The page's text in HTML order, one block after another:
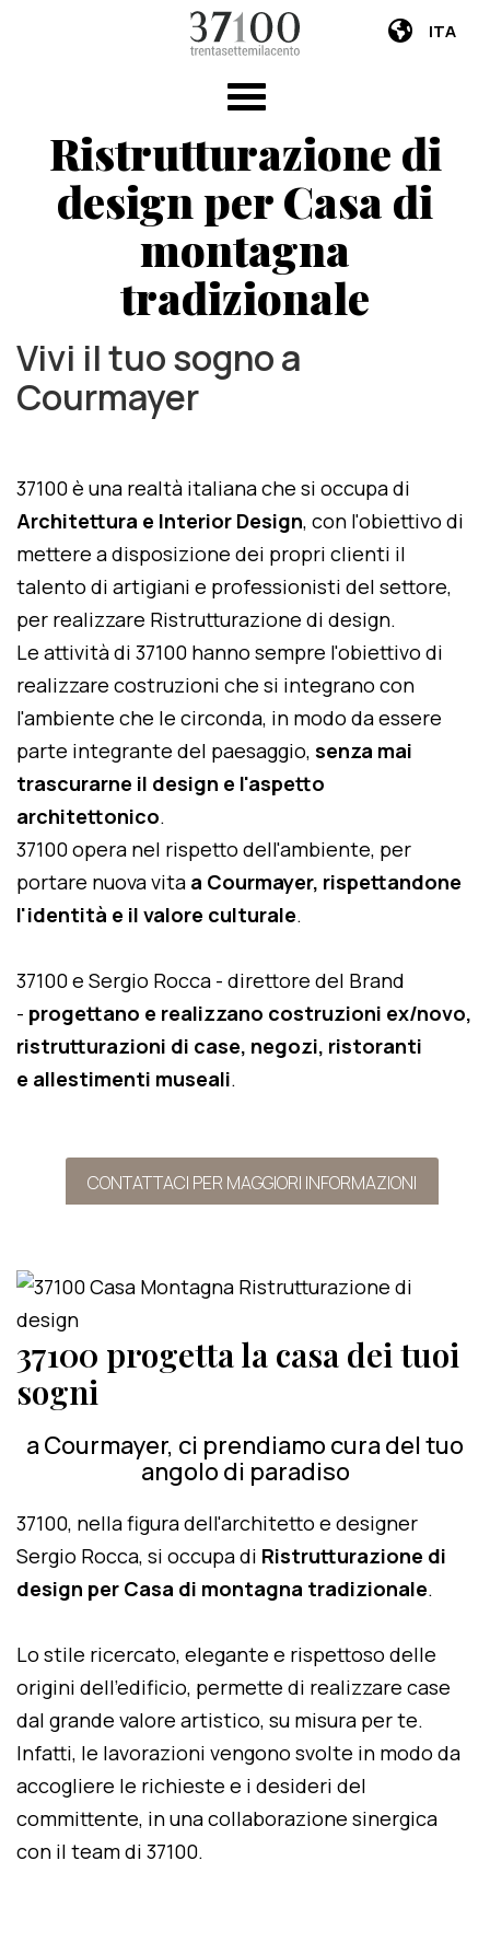
ITA
Ristrutturazione di
design per Casa di
montagna
tradizionale
Vivi il tuo sogno a
Courmayer
37100 è una realtà italiana che si occupa di
Architettura e Interior Design, con l'obiettivo di
mettere a disposizione dei propri clienti il
talento di artigiani e professionisti del settore,
per realizzare Ristrutturazione di design.
Le attività di 37100 hanno sempre l'obiettivo di
realizzare costruzioni che si integrano con
l'ambiente che le circonda, in modo da essere
parte integrante del paesaggio, senza mai
trascurarne il design e l'aspetto
architettonico.
37100 opera nel rispetto dell'ambiente, per
portare nuova vita a Courmayer, rispettandone
l'identità e il valore culturale.
37100 e Sergio Rocca - direttore del Brand
- progettano e realizzano costruzioni ex/novo,
ristrutturazioni di case, negozi, ristoranti
e allestimenti museali.
CONTATTACI PER MAGGIORI INFORMAZIONI
37100 progetta la casa dei tuoi
sogni
a Courmayer, ci prendiamo cura del tuo
angolo di paradiso
37100, nella figura dell'architetto e designer
Sergio Rocca, si occupa di Ristrutturazione di
design per Casa di montagna tradizionale.
Lo stile ricercato, elegante e rispettoso delle
origini dell'edificio, permette di realizzare case
dal grande valore artistico, su misura per te.
Infatti, le lavorazioni vengono svolte in modo da
accogliere le richieste e i desideri del
committente, in una collaborazione sinergica
con il team di 37100.